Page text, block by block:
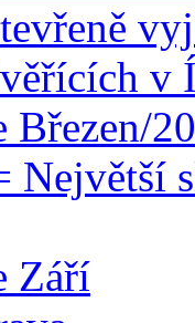
v
Březen/
Největší
Září